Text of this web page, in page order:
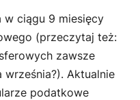
ciągu 9 miesięcy
(przeczytaj też:
zawsze
Aktualnie
podatkowe